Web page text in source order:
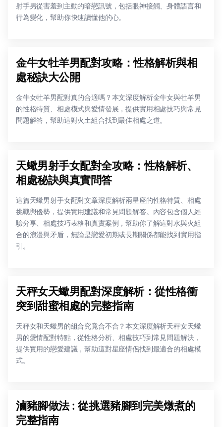
射手男從害羞到主動的暗戀訊號，包括眼神接觸、身體語言和
行為變化，幫助你快速讀懂他的心。
金牛女牡羊男配對攻略：性格解析與相
處秘訣大公開
金牛女牡羊男配對真的合適嗎？本文深度解析金牛女與牡羊男
的性格特質、相處模式與愛情發展，提供實用相處技巧與常見
問題解答，幫助這對火土組合找到最佳相處之道。
天蠍男射手女配對全攻略：性格解析、
相處秘訣與真實問答
這篇天蠍男射手女配對文章深度解析兩星座的性格特質、相處
挑戰與優勢，提供實用建議和常見問題解答。內容包含個人經
驗分享、相處技巧表格和真實案例，幫助你了解這對水與火組
合的浪漫與矛盾，無論是戀愛初期或長期關係都能找到實用指
引。
天秤女天蠍男配對深度解析：從性格衝
突到甜蜜相處的完整指南
天秤女和天蠍男的組合究竟合不合？本文深度解析天秤女天蠍
男的愛情配對特點，從性格分析、相處技巧到常見問題解決，
提供實用的戀愛建議，幫助這對星座情侶找到最適合的相處模
式。
滷豬腳做法 : 從挑選豬腳到完美燉煮的
完整指南